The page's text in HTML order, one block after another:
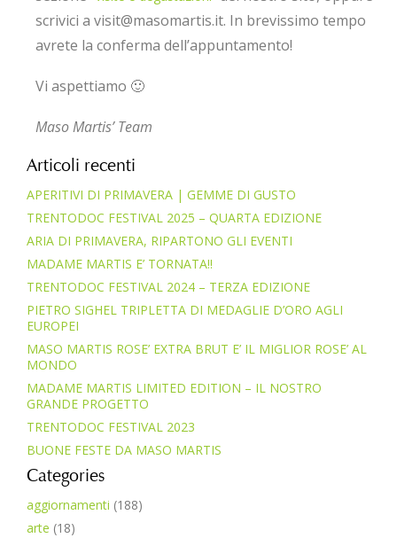
scrivici a visit@masomartis.it. In brevissimo tempo
avrete la conferma dell’appuntamento!
Vi aspettiamo 🙂
Maso Martis’ Team
Articoli recenti
APERITIVI DI PRIMAVERA | GEMME DI GUSTO
TRENTODOC FESTIVAL 2025 – QUARTA EDIZIONE
ARIA DI PRIMAVERA, RIPARTONO GLI EVENTI
MADAME MARTIS E’ TORNATA!!
TRENTODOC FESTIVAL 2024 – TERZA EDIZIONE
PIETRO SIGHEL TRIPLETTA DI MEDAGLIE D’ORO AGLI
EUROPEI
MASO MARTIS ROSE’ EXTRA BRUT E’ IL MIGLIOR ROSE’ AL
MONDO
MADAME MARTIS LIMITED EDITION – IL NOSTRO
GRANDE PROGETTO
TRENTODOC FESTIVAL 2023
BUONE FESTE DA MASO MARTIS
Categories
aggiornamenti (188)
arte (18)